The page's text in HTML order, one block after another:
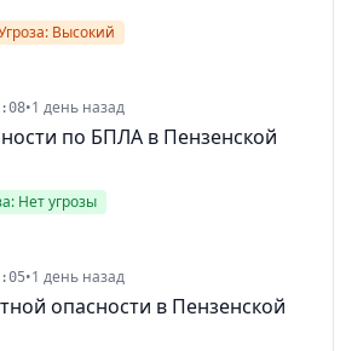
Высокий
•1 день назад
по БПЛА в Пензенской
Нет угрозы
•1 день назад
опасности в Пензенской